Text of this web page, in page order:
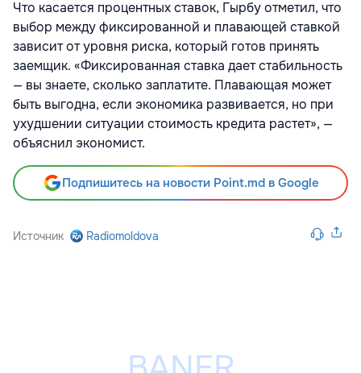
Что касается процентных ставок, Гырбу отметил, что
выбор между фиксированной и плавающей ставкой
зависит от уровня риска, который готов принять
заемщик. «Фиксированная ставка дает стабильность
— вы знаете, сколько заплатите. Плавающая может
быть выгодна, если экономика развивается, но при
ухудшении ситуации стоимость кредита растет», —
объяснил экономист.
Подпишитесь на новости Point.md в Google
Источник Radiomoldova